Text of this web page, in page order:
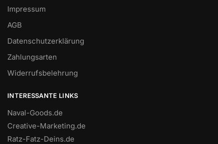
Impressum
AGB
Datenschutzerklärung
Zahlungsarten
Widerrufsbelehrung
INTERESSANTE LINKS
Naval-Goods.de
Creative-Marketing.de
Ratz-Fatz-Deins.de